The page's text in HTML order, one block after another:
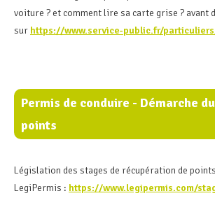
voiture ? et comment lire sa carte grise ? avant
sur https://www.service-public.fr/
Permis de conduire - Démarche
points
Législation des stages de récupération de
LegiPermis : https://www.legipermis.com/